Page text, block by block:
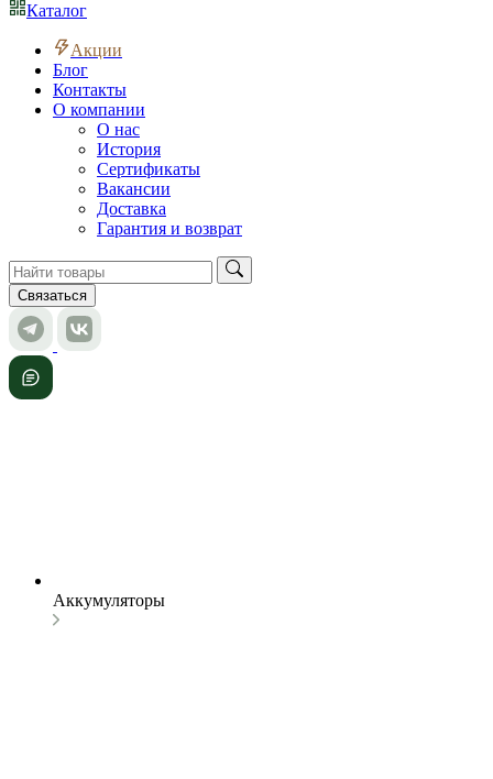
Каталог
Акции
Блог
Контакты
О компании
О нас
История
Сертификаты
Вакансии
Доставка
Гарантия и возврат
Связаться
Аккумуляторы